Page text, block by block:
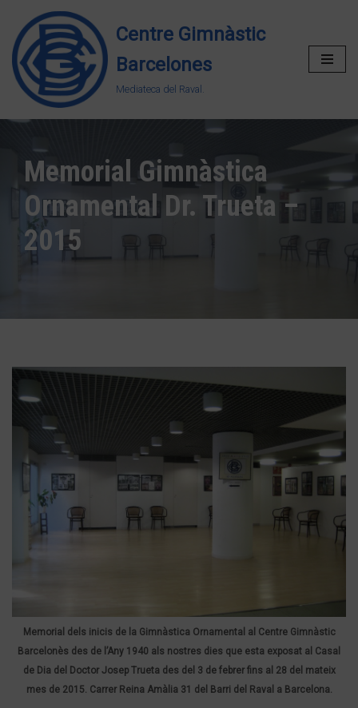
Vés
al
contingut
Centre Gimnàstic
Barcelones
Mediateca del Raval.
Memorial Gimnàstica
Ornamental Dr. Trueta –
2015
Memorial dels inicis de la Gimnàstica Ornamental al Centre Gimnàstic
Barcelonès des de l’Any 1940 als nostres dies que esta exposat al Casal
de Dia del Doctor Josep Trueta des del 3 de febrer fins al 28 del mateix
mes de 2015. Carrer Reina Amàlia 31 del Barri del Raval a Barcelona.